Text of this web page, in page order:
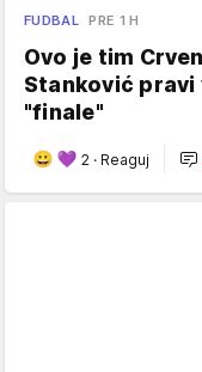
FUDBAL PRE 1 H
Ovo je tim
Stanković pravi
"finale"
2 · Reaguj